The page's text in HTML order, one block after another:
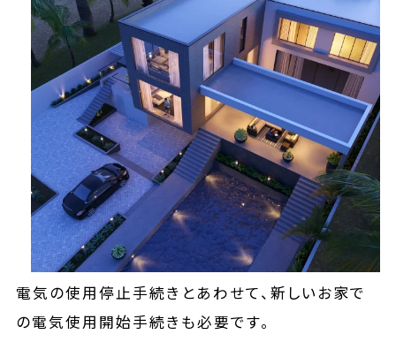
電気の使用停止手続きとあわせて、新しいお家で
の電気使用開始手続きも必要です。